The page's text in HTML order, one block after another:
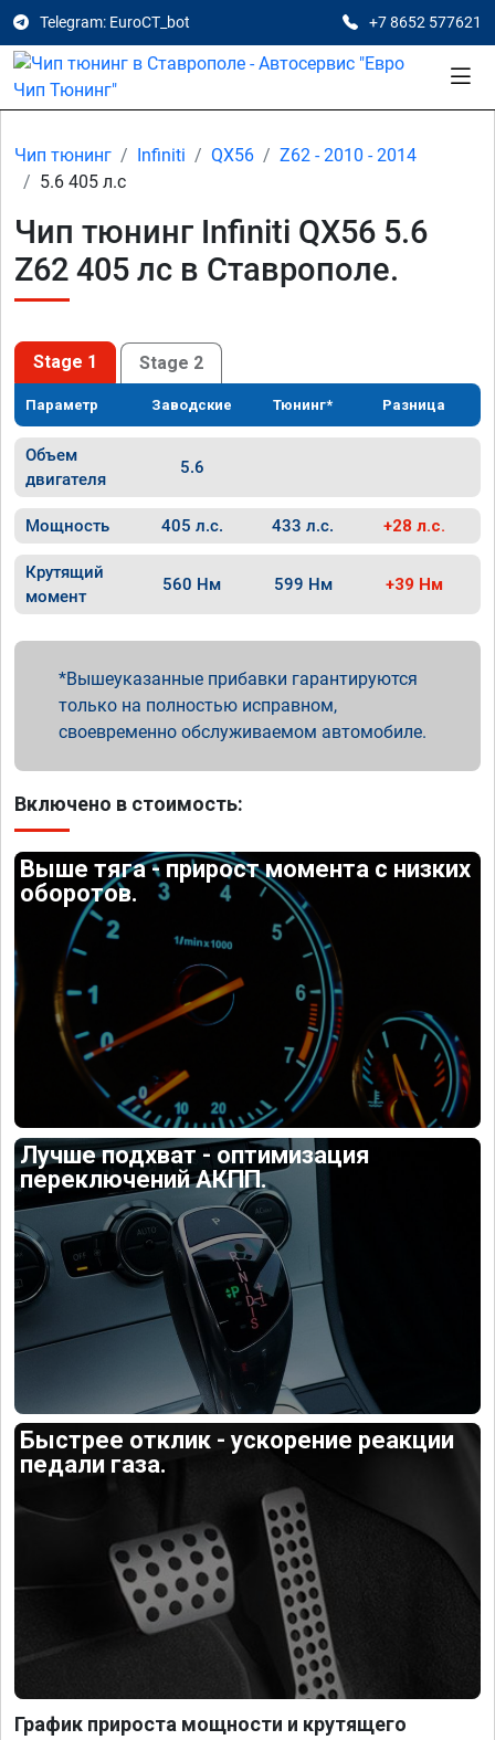
Telegram: EuroCT_bot +7 8652 577621
Чип тюнинг Infiniti QX56
Z62 - 2010 - 2014
5.6 405 л.с
Чип тюнинг Infiniti QX56 5.6
Z62 405 лс в Ставрополе.
Stage 1 Stage 2
Параметр Заводские Тюнинг* Разница
Объем
двигателя
5.6
Мощность 405 л.с. 433 л.с. +28 л.с.
Крутящий
момент
560 Нм 599 Нм +39 Нм
Вышеуказанные прибавки гарантируются
только на полностью исправном,
своевременно обслуживаемом автомобиле.
Включено в стоимость:
Выше тяга - прирост момента с низких
оборотов.
Лучше подхват - оптимизация
переключений АКПП.
Быстрее отклик - ускорение реакции
педали газа.
График прироста мощности и крутящего